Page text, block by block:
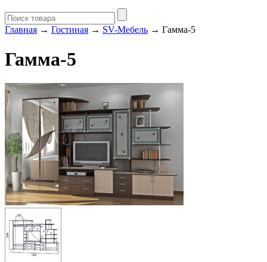
Главная → Гостиная → SV-Мебель → Гамма-5
Гамма-5